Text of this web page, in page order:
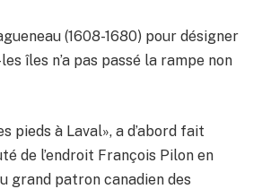
(1608-1680) pour désigner
îles n’a pas passé la rampe non
pieds à Laval», a d’abord fait
de l’endroit François Pilon en
grand patron canadien des